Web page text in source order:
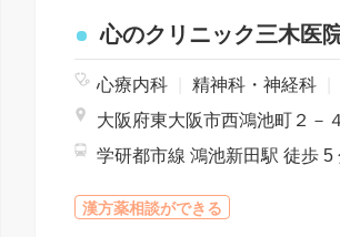
心のクリニック三木医
心療内科 精神科・神経科
大阪府東大阪市西鴻池町２－
漢方薬相談ができる